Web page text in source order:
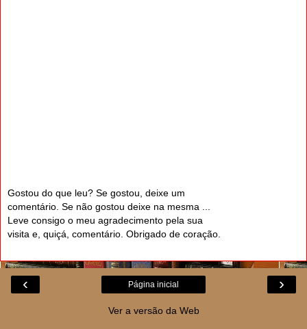
Gostou do que leu? Se gostou, deixe um
comentário. Se não gostou deixe na mesma ...
Leve consigo o meu agradecimento pela sua
visita e, quiçá, comentário. Obrigado de coração.
‹ ›
Página inicial
Ver a versão da Web